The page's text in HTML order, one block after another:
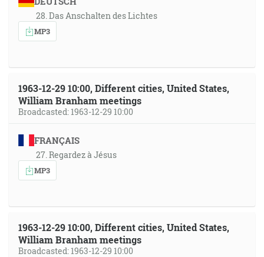
28. Das Anschalten des Lichtes
MP3
1963-12-29 10:00, Different cities, United States,
William Branham meetings
Broadcasted: 1963-12-29 10:00
FRANÇAIS
27. Regardez à Jésus
MP3
1963-12-29 10:00, Different cities, United States,
William Branham meetings
Broadcasted: 1963-12-29 10:00